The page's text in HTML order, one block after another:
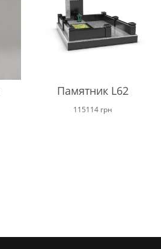
Памятник L62
115114 грн